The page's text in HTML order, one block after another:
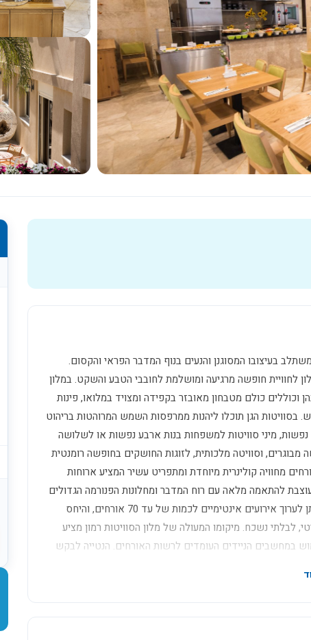
בעיצובו המסוגנן והנעים בנוף המדבר הפראי והקסום.
לחוויית חופשה מרגיעה ומושלמת לחובבי הטבע והשקט. במלון
וכוללים כולם מטבחון מאובזר בקפידה ומצויד במלואו, פינות
בסוויטות הגן תוכלו ליהנות ממרפסות השמש המרוהטות בריהוט
גן מודרני. מגוון החדרים כולל חדרי סטודיו המתאימים לאירוח של עד 3 נפשות, מיני סוויטות למשפחות בנות ארבע נפשות או לשלושה
המכילות משפחות בנות 7 נפשות או חמישה מבוגרים, וסוויטה מלכותית, לזוגות החושקים בחופשה רומנטית
מחוויה קולינרית מיוחדת ומתפריט עשיר המציע ארוחות
להתאמה מלאה עם רוח המדבר ומחלונות הפנורמה הגדולים
יוכלו האורחים לצפות בנוף בראשית בזמן הארוחה. במסעדת נוביאנה ניתן לערוך אירועים אינטימיים לכמות של עד 70 אורחים, והיחס
לבלתי נשכח. מיקומו המעולה של מלון הסוויטות רמון מציע
במחשבים הניידים העומדים לרשות האורחים. הנטייה לבקש
טיולים מקצועיים לאורחיו, מטיולי אופניים וג'יפים ועד